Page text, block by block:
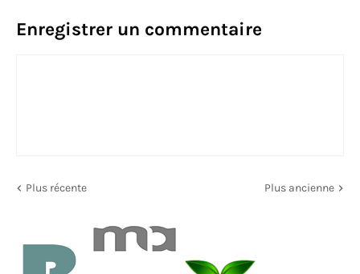
Enregistrer un commentaire
Plus récente Plus ancienne